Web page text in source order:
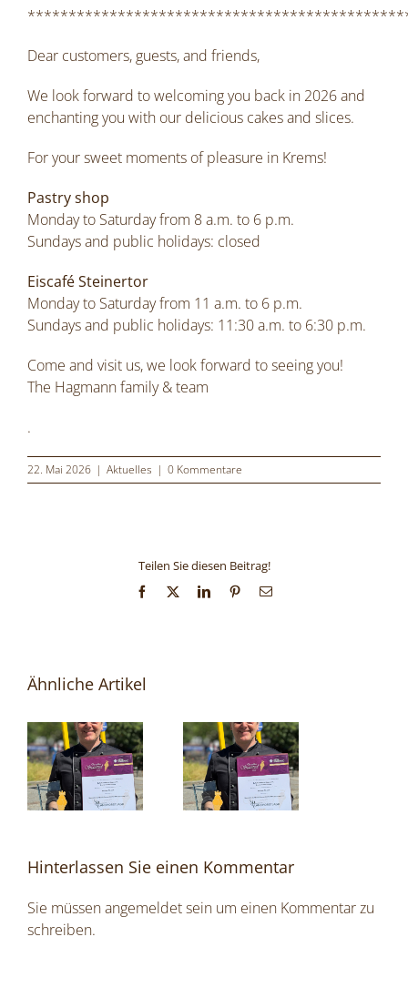
Dear customers, guests, and friends,
We look forward to welcoming you back in 2026 and
enchanting you with our delicious cakes and slices.
For your sweet moments of pleasure in Krems!
Pastry shop
Monday to Saturday from 8 a.m. to 6 p.m.
Sundays and public holidays: closed
Eiscafé Steinertor
Monday to Saturday from 11 a.m. to 6 p.m.
Sundays and public holidays: 11:30 a.m. to 6:30 p.m.
Come and visit us, we look forward to seeing you!
The Hagmann family & team
.
22. Mai 2026 | Aktuelles | 0 Kommentare
Teilen Sie diesen Beitrag!
Facebook LinkedInPinterest
E-
Ähnliche Artikel
Hinterlassen Sie einen Kommentar
Sie müssenangemeldetsein um einen Kommentar zu
schreiben.